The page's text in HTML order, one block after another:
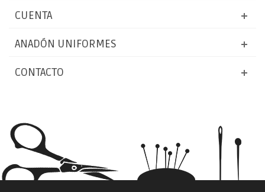
CUENTA
ANADÓN UNIFORMES
CONTACTO